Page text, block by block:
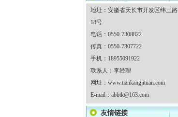
地址：安徽省天长市开发区纬三路
18号
电话：0550-7308822
传真：0550-7307722
手机：18955091922
联系人：李经理
网址： www.tiankangjituan.com
E-mail： abbtk@163.com
友情链接